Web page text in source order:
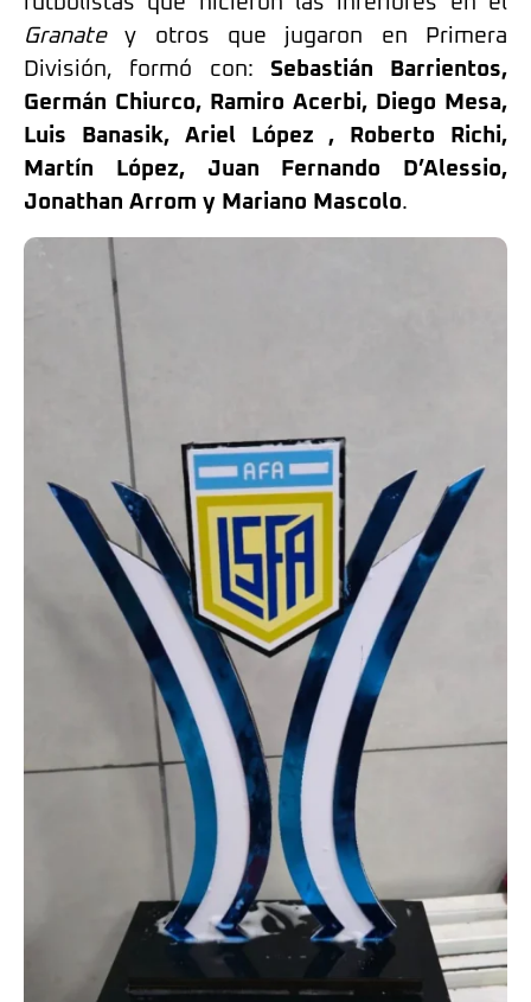
Granatey otros que jugaron en Primera
División, formó con: Sebastián Barrientos,
Germán Chiurco, Ramiro Acerbi, Diego Mesa,
Luis Banasik, Ariel López , Roberto Richi,
Martín López, Juan Fernando D’Alessio,
Jonathan Arrom y Mariano Mascolo.